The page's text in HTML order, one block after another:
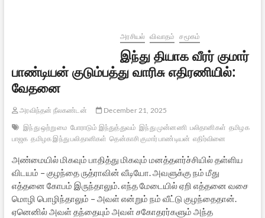
அரசியல் விவாதம் சமூகம்
இந்து தியாக வீரர் குமார்
பாண்டியன் குடும்பத்து வாரிசு எதிரணியில்:
வேதனை
அரவிந்தன் நீலகண்டன்
December 21, 2025
இந்து ஒற்றுமை போராடும் இந்துத்துவம் இந்து முன்னணி பலிதானிகள் தமிழக
பாஜக தமிழக இந்து பலிதானிகள் தென்காசி குமார் பாண்டியன் எதிர்வினை
அண்மையில் மிகவும் பாதித்து மிகவும் மனத்தளர்ச்சியில் தள்ளிய
விடயம் – குழந்தை ருத்ராவின் வீடியோ. அவளுக்கு நம் மீது
எத்தனை கோபம் இருந்தாலும். எந்த மேடையில் ஏறி எத்தனை வசை
மொழி பொழிந்தாலும் – அவள் என்றும் நம் வீட்டு குழந்தைதான்.
ஏனெனில் அவள் தந்தையும் அவள் சகோதரர்களும் அந்த